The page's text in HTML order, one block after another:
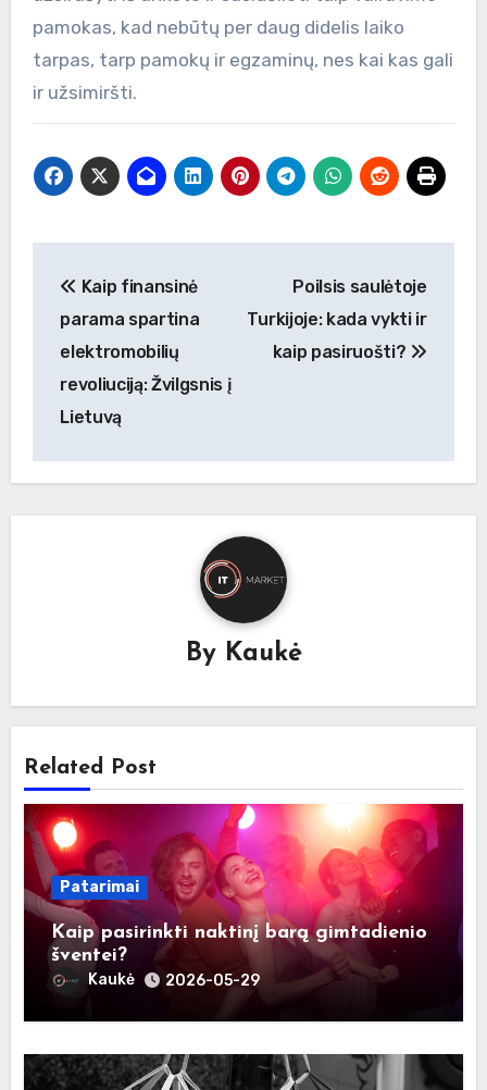
pamokas, kad nebūtų per daug didelis laiko
tarpas, tarp pamokų ir egzaminų, nes kai kas gali
ir užsimiršti.
tarp
įrašų
Kaip finansinė
parama spartina
elektromobilių
revoliuciją: Žvilgsnis į
Lietuvą
Poilsis saulėtoje
Turkijoje: kada vykti ir
kaip pasiruošti?
By Kaukė
Related Post
Patarimai
Kaip pasirinkti naktinį barą gimtadienio
šventei?
Kaukė 2026-05-29